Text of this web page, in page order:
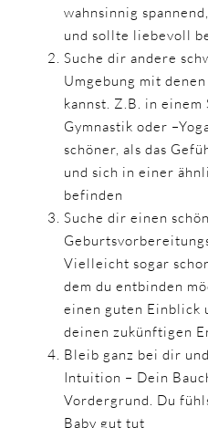
wahnsinnig
und sollte liebevoll
Suche dir andere
Umgebung mit
kannst. Z.B. in einem
Gymnastik oder
schöner, als das
und sich in einer
befinden
Suche dir einen
Vielleicht sogar
dem du entbinden
einen guten Einblick
deinen zukünftigen
Bleib ganz bei dir
Intuition – Dein
Vordergrund. Du
Baby gut tut